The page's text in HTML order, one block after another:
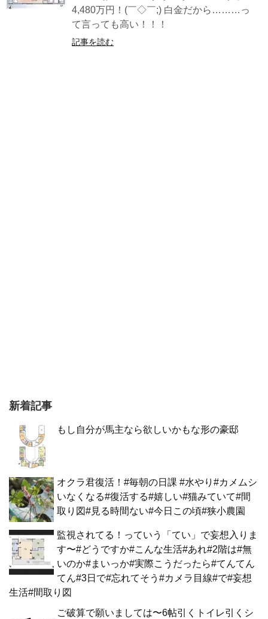
4,480万円！(￣◇￣;) 白金だから………っ
て言っても高い！！！
記事を読む
新着記事
もし自分が馬主なら欲しいかもな形の豪邸
オクラ君復活！#毎朝の日課 #水やり#カメムシ
いなくなる#復活する#嬉しい#猫みていて#間
取り図#見る時間ない#今日この頃#狭小農園
監視されてる！っていう「てい」で妄想入りま
す〜#どうですか#こんな生活#あれ#2階は#無
いのか#まいっか#実際こうだったら#てんてん
てん#3日で#忘れてそう#カメラ目線#で#妄想
生活#間取り図
ご破算で願いましては〜6帖引くトイレ引くシ